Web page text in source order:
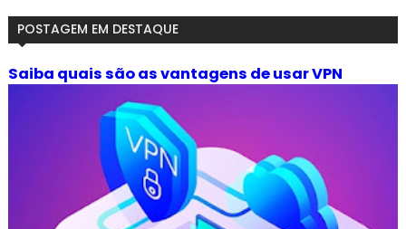
POSTAGEM EM DESTAQUE
Saiba quais são as vantagens de usar VPN